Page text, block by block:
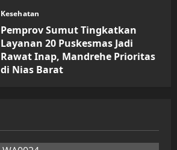
Kesehatan
Pemprov Sumut Tingkatkan
Layanan 20 Puskesmas Jadi
Rawat Inap, Mandrehe Prioritas
di Nias Barat